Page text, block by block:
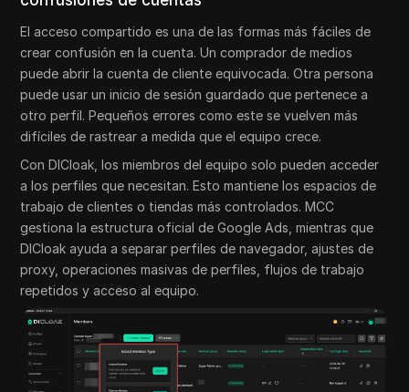
El acceso compartido es una de las formas más fáciles de
crear confusión en la cuenta. Un comprador de medios
puede abrir la cuenta de cliente equivocada. Otra persona
puede usar un inicio de sesión guardado que pertenece a
otro perfil. Pequeños errores como este se vuelven más
difíciles de rastrear a medida que el equipo crece.
Con DICloak, los miembros del equipo solo pueden acceder
a los perfiles que necesitan. Esto mantiene los espacios de
trabajo de clientes o tiendas más controlados. MCC
gestiona la estructura oficial de Google Ads, mientras que
DICloak ayuda a separar perfiles de navegador, ajustes de
proxy, operaciones masivas de perfiles, flujos de trabajo
repetidos y acceso al equipo.